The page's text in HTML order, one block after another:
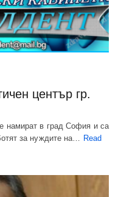
център гр.
намират в град София и са
за нуждите на… Read